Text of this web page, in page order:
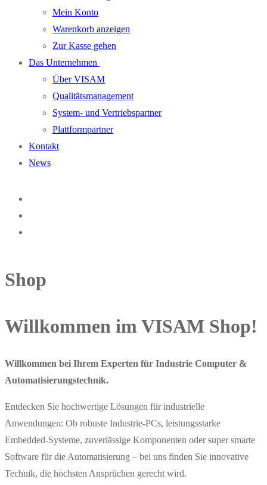
Mein Konto
Warenkorb anzeigen
Zur Kasse gehen
Das Unternehmen
Über VISAM
Qualitätsmanagement
System- und Vertriebspartner
Plattformpartner
Kontakt
News
Shop
Willkommen im VISAM Shop!
Willkommen bei Ihrem Experten für Industrie Computer &
Automatisierungstechnik.
Entdecken Sie hochwertige Lösungen für industrielle
Anwendungen: Ob robuste Industrie-PCs, leistungsstarke
Embedded-Systeme, zuverlässige Komponenten oder super smarte
Software für die Automatisierung – bei uns finden Sie innovative
Technik, die höchsten Ansprüchen gerecht wird.